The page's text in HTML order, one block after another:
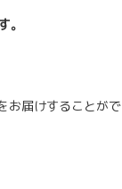
お届けすることがで